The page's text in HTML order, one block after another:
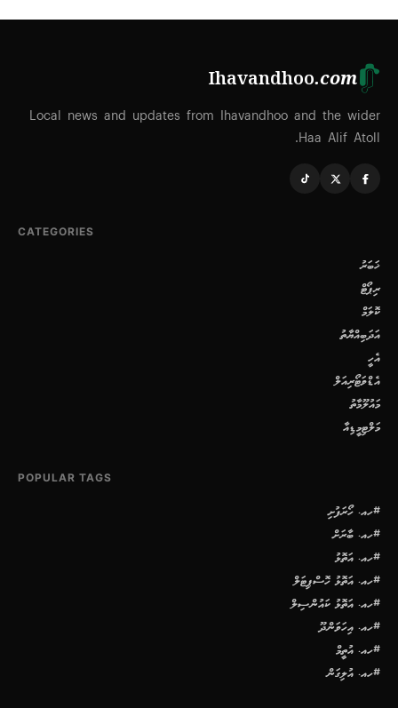
Ihavandhoo.com
Local news and updates from Ihavandhoo and the wider
Haa Alif Atoll.
CATEGORIES
ޚަބަރު
ރިޕޯޓް
ކޮލަމް
އަދަބިއްޔާތު
އެހީ
އެޑްވަޓޯރިއަލް
މައުލޫމާތު
މަލްޓިމީޑިއާ
POPULAR TAGS
#ހއ. ހޯރަފުށި
#ހއ. ބާރަށް
#ހއ. އަތޮޅު
#ހއ. އަތޮޅު ހޮސްޕިޓަލް
#ހއ. އަތޮޅު ކައުންސިލް
#ހއ. އިހަވަންދޫ
#ހއ. އުތީމް
#ހއ. އުލިގަން